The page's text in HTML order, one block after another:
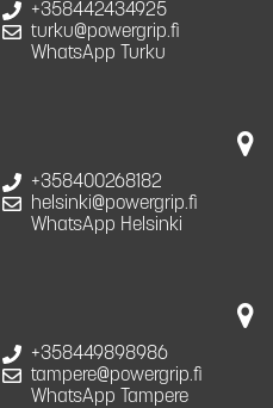
+358442434925
turku@powergrip.fi
WhatsApp Turku
+358400268182
helsinki@powergrip.fi
WhatsApp Helsinki
+358449898986
tampere@powergrip.fi
WhatsApp Tampere